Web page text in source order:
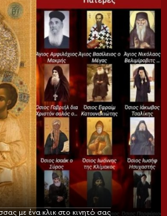
με ένα κλικ στο κινητό σας